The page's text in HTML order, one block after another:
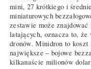
mini, 27 krótkiego i
miniaturowych
zestawie może
latających, oznacza to,
dronów. Minidron to koszt
największe – bojowe
kilkanaście milionów